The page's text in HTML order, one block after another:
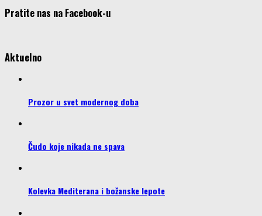
Pratite nas na Facebook-u
Aktuelno
Prozor u svet modernog doba
Čudo koje nikada ne spava
Kolevka Mediterana i božanske lepote